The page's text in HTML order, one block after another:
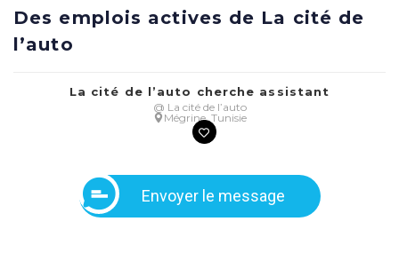
Des emplois actives de La cité de
l’auto
La cité de l’auto cherche assistant
@ La cité de l’auto
Mégrine, Tunisie
Envoyer le message